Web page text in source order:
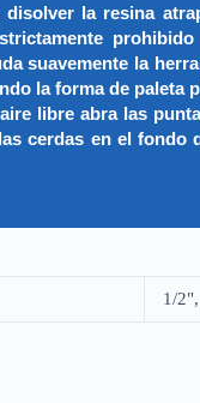
disolver la resina
suavemente la
la forma de paleta
libre abra las
cerdas en el
1/